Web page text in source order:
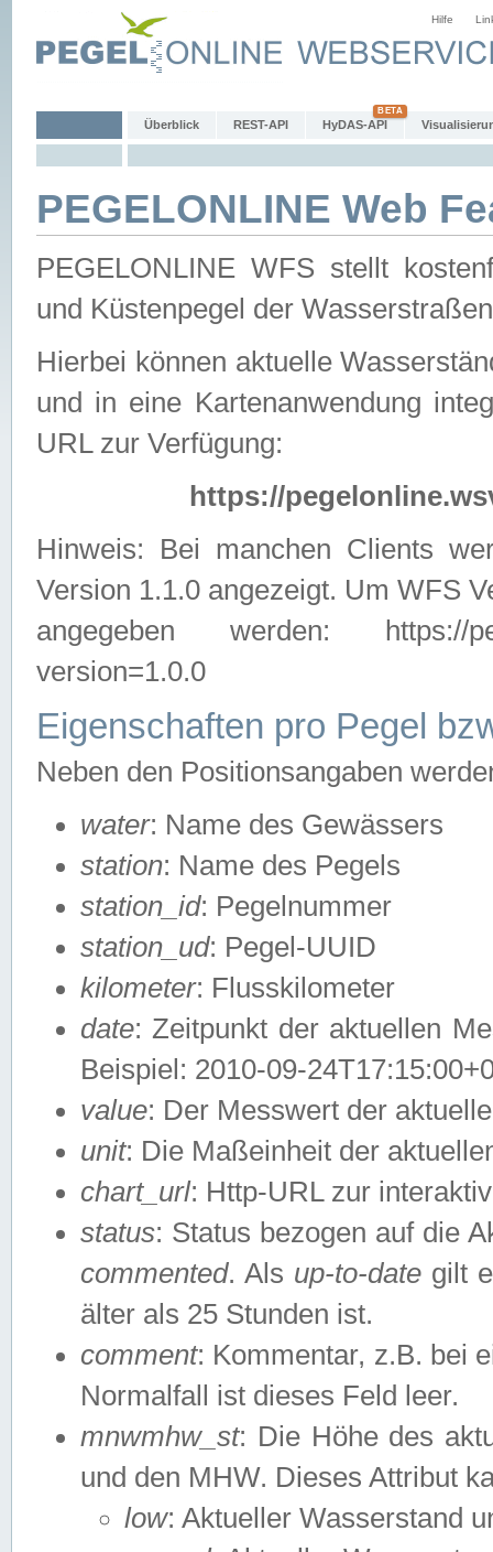
Hilfe
Überblick REST-API HyDAS-API
PEGELONLINE Web
PEGELONLINE WFS stellt
und Küstenpegel der
Hierbei können aktuelle
und in eine Kartenanwendung
URL zur Verfügung:
https://
Hinweis: Bei manchen Clients
Version 1.1.0 angezeigt. Um WFS
angegeben werden: https://
version=1.0.0
Eigenschaften pro Pegel
Neben den Positionsangaben
water: Name des Gewässers
station: Name des Pegels
station_id: Pegelnummer
station_ud: Pegel-UUID
kilometer: Flusskilometer
date: Zeitpunkt der aktuellen
Beispiel: 2010-09-
value: Der Messwert der
unit: Die Maßeinheit der
chart_url: Http-URL zur
status: Status bezogen auf die
commented. Als up-to-date gilt
älter als 25 Stunden ist.
comment: Kommentar, z.B. bei
Normalfall ist dieses Feld leer.
mnwmhw_st: Die Höhe des
und den MHW. Dieses Attribut
low: Aktueller Wasserstand